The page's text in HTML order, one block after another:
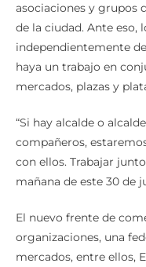
asociaciones y grupos
de la ciudad. Ante eso,
independientemente
haya un trabajo en
mercados, plazas y
“Si hay alcalde o
compañeros,
con ellos. Trabajar
mañana de este 30 de
El nuevo frente de
organizaciones, una
mercados, entre ellos,